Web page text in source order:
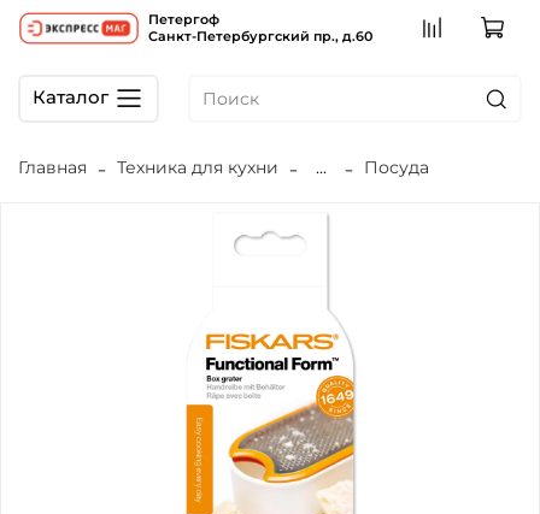
Петергоф
Санкт-Петербургский пр., д.60
Каталог
Главная Техника для кухни ... Посуда